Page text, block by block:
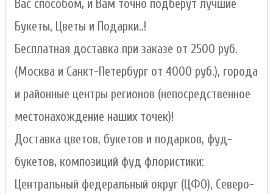
Вас способом, и Вам точно подберут лучшие
Букеты, Цветы и Подарки..!
Бесплатная доставка при заказе от 2500 руб.
(Москва и Санкт-Петербург от 4000 руб.), города
и районные центры регионов (непосредственное
местонахождение наших точек)!
Доставка цветов, букетов и подарков, фуд-
букетов, композиций фуд флористики:
Центральный федеральный округ (ЦФО), Северо-